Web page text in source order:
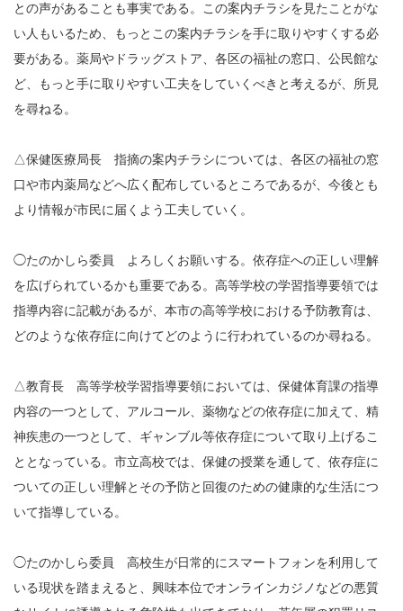
との声があることも事実である。この案内チラシを見たことがな
い人もいるため、もっとこの案内チラシを手に取りやすくする必
要がある。薬局やドラッグストア、各区の福祉の窓口、公民館な
ど、もっと手に取りやすい工夫をしていくべきと考えるが、所見
を尋ねる。
△保健医療局長 指摘の案内チラシについては、各区の福祉の窓
口や市内薬局などへ広く配布しているところであるが、今後とも
より情報が市民に届くよう工夫していく。
◯たのかしら委員 よろしくお願いする。依存症への正しい理解
を広げられているかも重要である。高等学校の学習指導要領では
指導内容に記載があるが、本市の高等学校における予防教育は、
どのような依存症に向けてどのように行われているのか尋ねる。
△教育長 高等学校学習指導要領においては、保健体育課の指導
内容の一つとして、アルコール、薬物などの依存症に加えて、精
神疾患の一つとして、ギャンブル等依存症について取り上げるこ
ととなっている。市立高校では、保健の授業を通して、依存症に
ついての正しい理解とその予防と回復のための健康的な生活につ
いて指導している。
◯たのかしら委員 高校生が日常的にスマートフォンを利用して
いる現状を踏まえると、興味本位でオンラインカジノなどの悪質